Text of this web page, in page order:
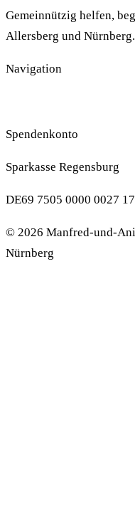
Gemeinnützig helfen,
Allersberg und Nürnberg.
Navigation
Spendenkonto
Sparkasse Regensburg
DE69 7505 0000 0027
© 2026 Manfred-und-
Nürnberg